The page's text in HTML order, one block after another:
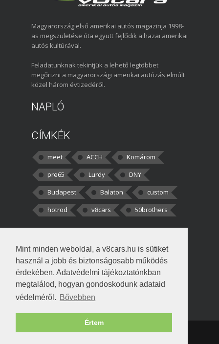
Mint minden weboldal, a v8cars.hu is sütiket
használ a jobb és biztonságosabb működés
érdekében. Adatvédelmi tájékoztatónkban
megtalálod, hogyan gondoskodunk adataid
védelméről. Bővebben
Értem
Magyarország első amerikai autós magazinja 1998-
as megszületése óta együtt fejlődik a hazai amerikai
autós kultúrával.
Feladatunknak tekintjük a lehető legtöbbet
megőrizni a magyarországi amerikai autózás elmúlt
közel három évtizedéről.
NAPLÓ
CÍMKÉK
meet ACCH
Komárom
pre65
Lurdy
DNY
Budapest
Balaton
custom
hotrod
v8cars 50brothers
kortisz:Elszúrtam! Én csak két
darabbaal számoltam. Nem tudtam, hogy fél autót,
Béke:
!fasza Örültem is nagyon, amikor
Copyright © 1998-2026 v8cars.huT|Szerzői jogok